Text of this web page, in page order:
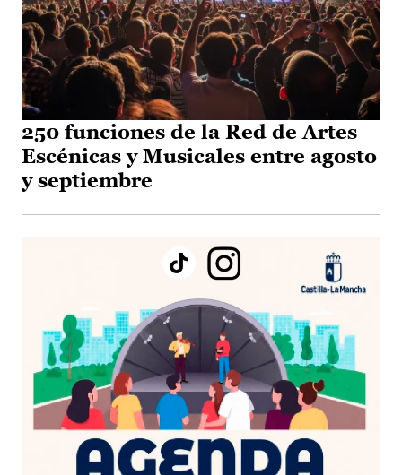
250 funciones de la Red de Artes
Escénicas y Musicales entre agosto
y septiembre